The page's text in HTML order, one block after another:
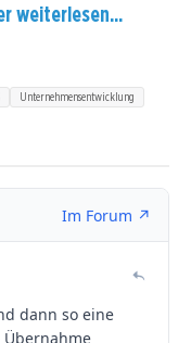
weiterlesen...
Unternehmensentwicklung